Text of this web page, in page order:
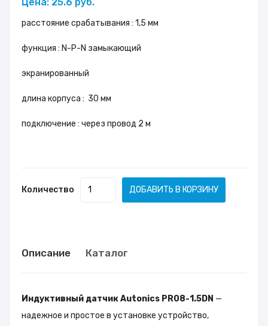
расстояние срабатывания : 1,5 мм
функция : N-P-N замыкающий
экранированный
длина корпуса : 30 мм
подключение : через провод 2 м
Количество ДОБАВИТЬ В КОРЗИНУ
Описание Каталог
Индуктивный датчик Autonics PR08-1.5DN —
надежное и простое в установке устройство,